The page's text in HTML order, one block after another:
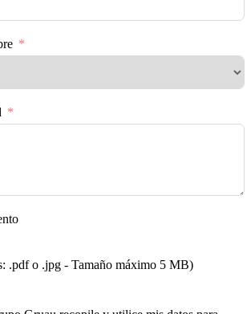
.pdf o .jpg - Tamaño máximo 5 MB)